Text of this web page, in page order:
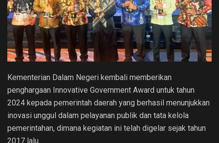
Kementerian Dalam Negeri kembali memberikan
penghargaan Innovative Government Award untuk tahun
2024 kepada pemerintah daerah yang berhasil menunjukkan
inovasi unggul dalam pelayanan publik dan tata kelola
pemerintahan, dimana kegiatan ini telah digelar sejak tahun
2017 lalu.